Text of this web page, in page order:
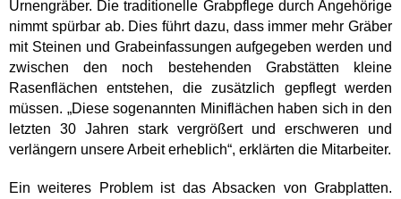
Urnengräber. Die traditionelle Grabpflege durch Angehörige
nimmt spürbar ab. Dies führt dazu, dass immer mehr Gräber
mit Steinen und Grabeinfassungen aufgegeben werden und
zwischen den noch bestehenden Grabstätten kleine
Rasenflächen entstehen, die zusätzlich gepflegt werden
müssen. „Diese sogenannten Miniflächen haben sich in den
letzten 30 Jahren stark vergrößert und erschweren und
verlängern unsere Arbeit erheblich“, erklärten die Mitarbeiter.
Ein weiteres Problem ist das Absacken von Grabplatten.